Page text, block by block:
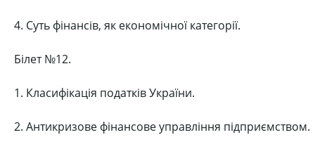
4. Суть фінансів, як економічної категорії.
Білет №12.
1. Класифікація податків України.
2. Антикризове фінансове управління підприємством.